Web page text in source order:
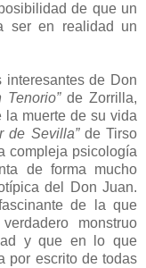
de que un
ser en realidad un
interesantes de Don
Tenorio”de Zorrilla,
la muerte de su vida
de Sevilla”de Tirso
compleja psicología
de forma mucho
del Don Juan.
de la que
monstruo
y que en lo que
por escrito de todas